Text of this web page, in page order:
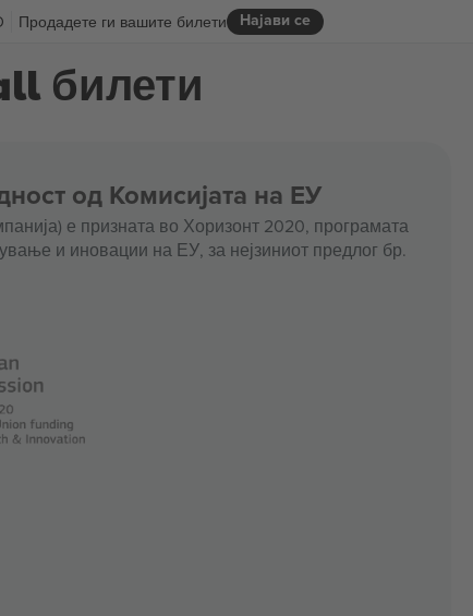
Најави се
Продадете ги вашите билети
билети
од Комисијата на ЕУ
е призната во Хоризонт 2020, програмата
и иновации на ЕУ, за нејзиниот предлог бр.